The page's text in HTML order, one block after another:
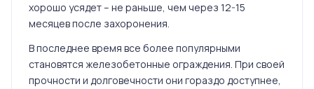
хорошо усядет – не раньше, чем через 12-15
месяцев после захоронения.
В последнее время все более популярными
становятся железобетонные ограждения. При своей
прочности и долговечности они гораздо доступнее,